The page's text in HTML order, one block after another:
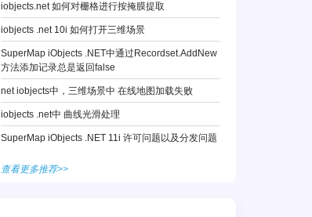
iobjects.net 如何对栅格进行按掩膜提取
iobjects .net 10i 如何打开三维场景
SuperMap iObjects .NET中通过Recordset.AddNew
方法添加记录总是返回false
net iobjects中，三维场景中 在线地图加载失败
iobjects .net中 曲线光滑处理
SuperMap iObjects .NET 11i 许可问题以及分发问题
查看更多推荐>>